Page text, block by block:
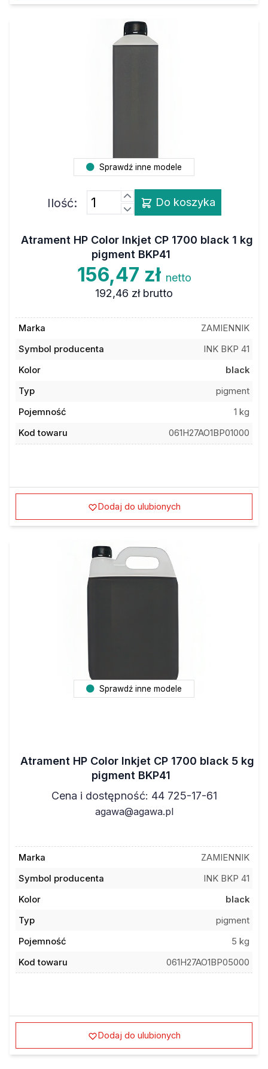
Sprawdź inne modele
Ilość: Do koszyka
Atrament HP Color Inkjet CP 1700 black 1 kg
pigment BKP41
156,47 zł netto
192,46 zł brutto
Marka
ZAMIENNIK
Symbol producenta
INK BKP 41
Kolor
black
Typ
pigment
Pojemność
1 kg
Kod towaru
061H27AO1BP01000
Dodaj do ulubionych
Sprawdź inne modele
Atrament HP Color Inkjet CP 1700 black 5 kg
pigment BKP41
Cena i dostępność: 44 725-17-61
agawa@agawa.pl
Marka
ZAMIENNIK
Symbol producenta
INK BKP 41
Kolor
black
Typ
pigment
Pojemność
5 kg
Kod towaru
061H27AO1BP05000
Dodaj do ulubionych